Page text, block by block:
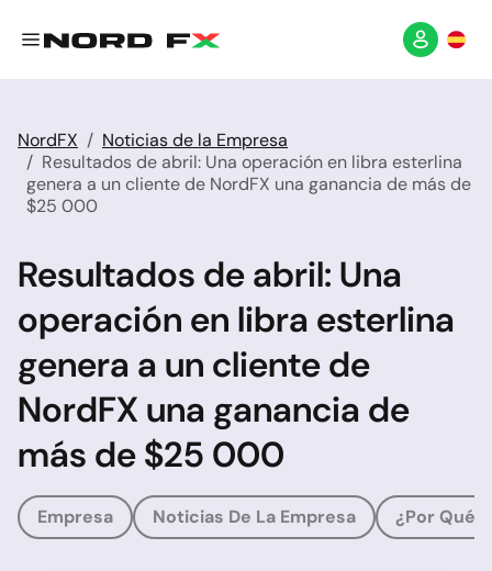
NordFX
Noticias de la Empresa
Resultados de abril: Una operación en libra esterlina
genera a un cliente de NordFX una ganancia de más de
$25 000
Resultados de abril: Una
operación en libra esterlina
genera a un cliente de
NordFX una ganancia de
más de $25 000
Empresa Noticias De La Empresa ¿Por Qué